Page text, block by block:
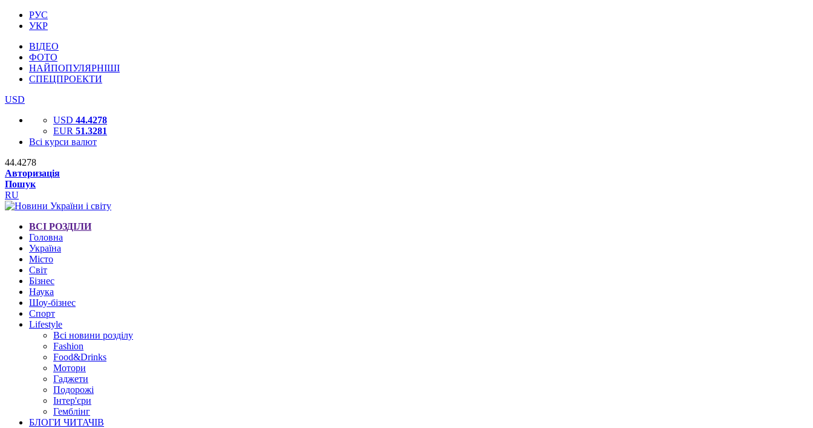
РУС
УКР
ВІДЕО
ФОТО
НАЙПОПУЛЯРНІШІ
СПЕЦПРОЕКТИ
USD
USD 44.4278
EUR 51.3281
Всі курси валют
44.4278
Авторизація
Пошук
RU
ВСІ РОЗДІЛИ
Головна
Україна
Місто
Світ
Бізнес
Наука
Шоу-бізнес
Спорт
Lifestyle
Всі новини розділу
Fashion
Food&Drinks
Мотори
Гаджети
Подорожі
Інтер'єри
Гемблінг
БЛОГИ ЧИТАЧІВ